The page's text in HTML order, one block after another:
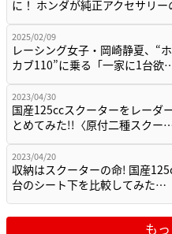
に！ ホンダが純正アクセサリ
2025/02/09
レーシング女子・岡崎静夏、“
カブ110”に乗る「一家に1台欲
2023/04/30
国産125ccスクーターをレーダ
とめてみた!!〈原付二種スクー
2023/04/20
収納はスクーターの命! 国産
台のシート下を比較してみた…
も